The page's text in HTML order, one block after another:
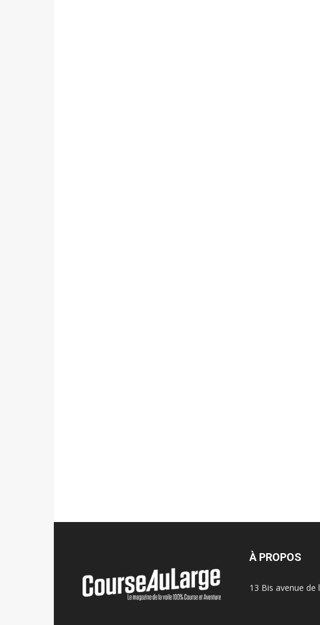
À PROPOS
13 Bis avenue